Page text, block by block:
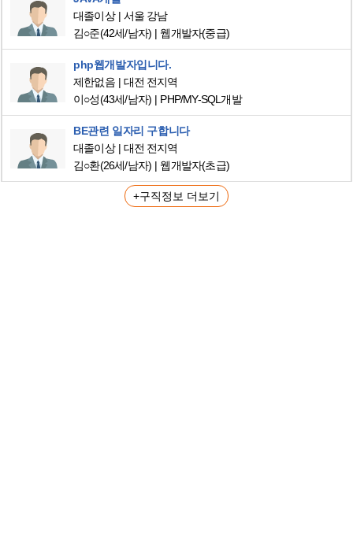
대졸이상
서울 강남
김○준(42세/남자) 웹개발자(중급)
php웹개발자입니다.
제한없음
대전 전지역
이○성(43세/남자) PHP/MY-SQL개발
BE관련 일자리 구합니다
대졸이상
대전 전지역
김○환(26세/남자) 웹개발자(초급)
+구직정보 더보기